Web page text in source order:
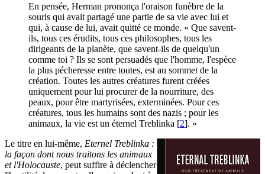
En pensée, Herman prononça l'oraison funèbre de la
souris qui avait partagé une partie de sa vie avec lui et
qui, à cause de lui, avait quitté ce monde. « Que savent-
ils, tous ces érudits, tous ces philosophes, tous les
dirigeants de la planète, que savent-ils de quelqu'un
comme toi ? Ils se sont persuadés que l'homme, l'espèce
la plus pécheresse entre toutes, est au sommet de la
création. Toutes les autres créatures furent créées
uniquement pour lui procurer de la nourriture, des
peaux, pour être martyrisées, exterminées. Pour ces
créatures, tous les humains sont des nazis ; pour les
animaux, la vie est un éternel Treblinka [2]. »
Le titre en lui-même, Eternel Treblinka :
la façon dont nous traitons les animaux
et l'Holocauste, peut suffire à déclencher